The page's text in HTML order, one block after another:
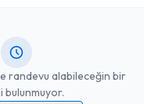
randevu alabileceğin bir
bulunmuyor.
almanız için bir takvim